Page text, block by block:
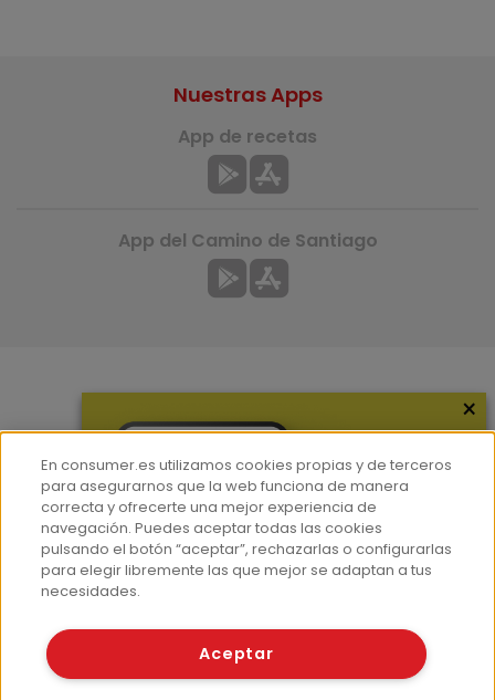
Hemeroteca
Contacto
Prensa
Corpus Lingüístico Consumer
Nuestras Apps
App de recetas
App del Camino de Santiago
© Fundación EROSKI
×
En consumer.es utilizamos cookies propias y de terceros
para asegurarnos que la web funciona de manera
correcta y ofrecerte una mejor experiencia de
navegación. Puedes aceptar todas las cookies
pulsando el botón “aceptar”, rechazarlas o configurarlas
para elegir libremente las que mejor se adaptan a tus
necesidades.
Aceptar